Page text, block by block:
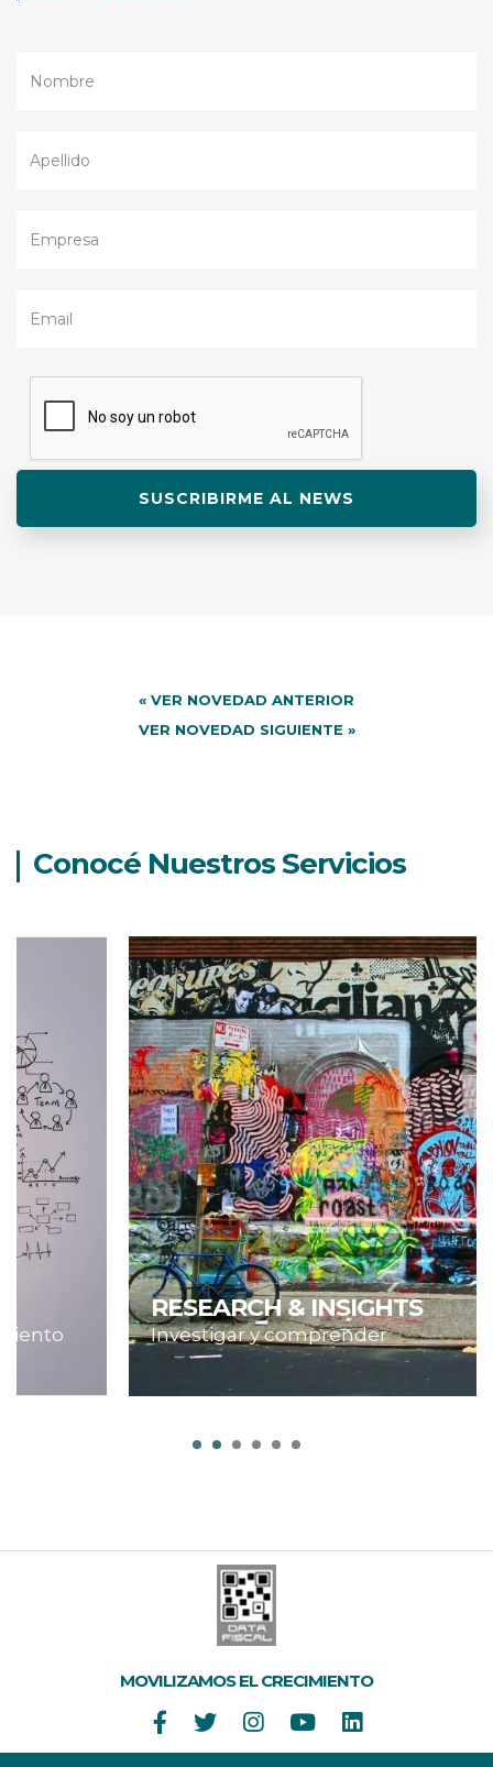
« VER NOVEDAD ANTERIOR
VER NOVEDAD SIGUIENTE »
Conocé Nuestros Servicios
RESEARCH & INSIGHTS
Investigar y comprender
MOVILIZAMOS EL CRECIMIENTO